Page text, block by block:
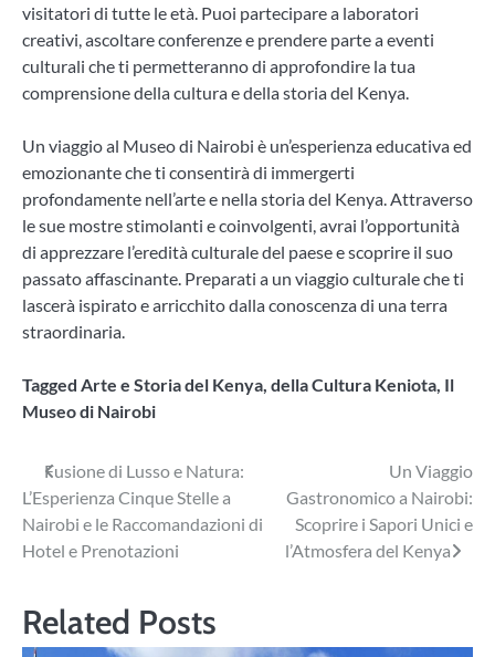
visitatori di tutte le età. Puoi partecipare a laboratori
creativi, ascoltare conferenze e prendere parte a eventi
culturali che ti permetteranno di approfondire la tua
comprensione della cultura e della storia del Kenya.
Un viaggio al Museo di Nairobi è un’esperienza educativa ed
emozionante che ti consentirà di immergerti
profondamente nell’arte e nella storia del Kenya. Attraverso
le sue mostre stimolanti e coinvolgenti, avrai l’opportunità
di apprezzare l’eredità culturale del paese e scoprire il suo
passato affascinante. Preparati a un viaggio culturale che ti
lascerà ispirato e arricchito dalla conoscenza di una terra
straordinaria.
Tagged Arte e Storia del Kenya, della Cultura Keniota, Il
Museo di Nairobi
Navigazione
articoli
Fusione di Lusso e Natura:
L’Esperienza Cinque Stelle a
Nairobi e le Raccomandazioni di
Hotel e Prenotazioni
Un Viaggio
Gastronomico a Nairobi:
Scoprire i Sapori Unici e
l’Atmosfera del Kenya
Related Posts